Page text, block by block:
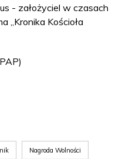
- założyciel w czasach
„Kronika Kościoła
Nagroda Wolności